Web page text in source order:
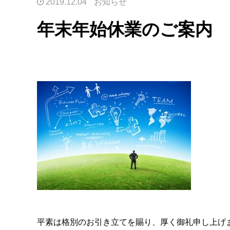
2019.12.04 お知らせ
年末年始休業のご案内
平素は格別のお引き立てを賜り、厚く御礼申し上げ